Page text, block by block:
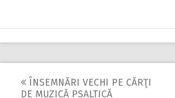
ÎNSEMNĂRI VECHI PE CĂRŢI
DE MUZICĂ PSALTICĂ